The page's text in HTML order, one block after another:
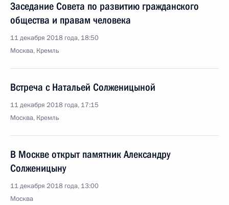
Заседание Совета по развитию гражданского
общества и правам человека
11 декабря 2018 года, 18:50
Москва, Кремль
Встреча с Натальей Солженицыной
11 декабря 2018 года, 17:15
Москва, Кремль
В Москве открыт памятник Александру
Солженицыну
11 декабря 2018 года, 13:00
Москва